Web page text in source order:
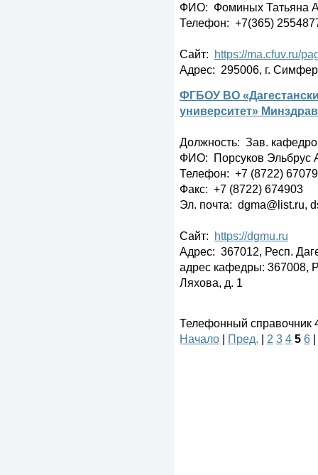
ФИО: Фоминых Татьяна
Телефон: +7(365)
Сайт: https://ma.cfuv.ru/
Адрес: 295006, г.
ФГБОУ ВО
университет»
Должность: Зав.
ФИО: Порсуков Эльбрус
Телефон: +7 (8722)
Факс: +7 (8722) 674903
Эл. почта: dgma@list.ru,
Сайт: https://dgmu.ru
Адрес: 367012, Респ.
адрес кафедры: 367008,
Ляхова, д. 1
Телефонный справочник
Начало| Пред. | 2 3 4 5 6|